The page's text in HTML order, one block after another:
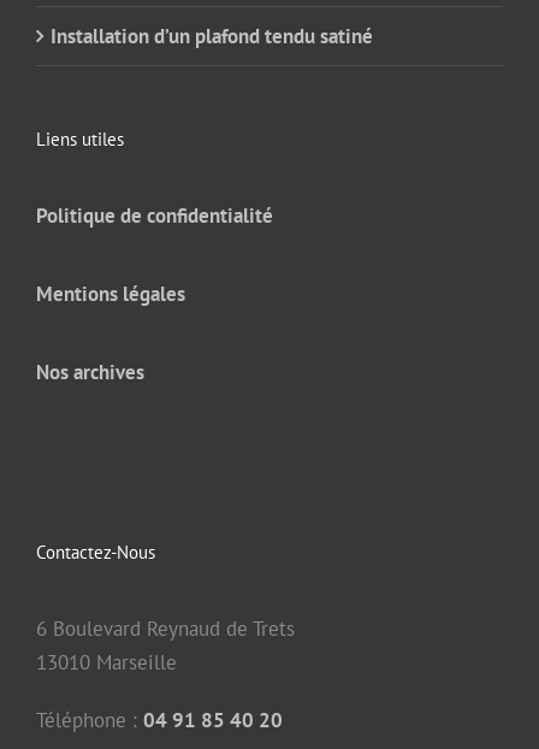
Installation d’un plafond tendu satiné
Liens utiles
Politique de confidentialité
Mentions légales
Nos archives
Contactez-Nous
6 Boulevard Reynaud de Trets
13010 Marseille
Téléphone : 04 91 85 40 20